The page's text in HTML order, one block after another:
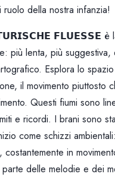
ruolo della nostra infanzia!
𝗙𝗟𝗨𝗘𝗦𝗦𝗘 è la
più lenta, più suggestiva,
Esplora lo
il movimento piuttosto
Questi fiumi sono
e ricordi. I brani sono
come schizzi
costantemente in
delle melodie e dei